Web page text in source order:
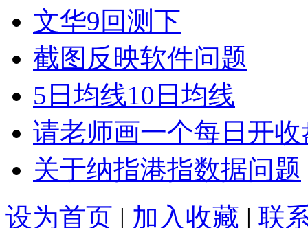
文华9回测下
截图反映软件问题
5日均线10日均线
请老师画一个每日开
关于纳指港指数据问题
设为首页 | 加入收藏 | 联